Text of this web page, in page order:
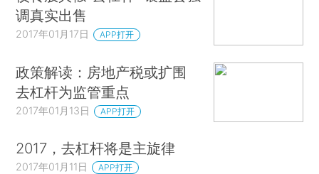
调真实出售
2017年01月17日 APP打开
政策解读：房地产税或扩围
去杠杆为监管重点
2017年01月13日 APP打开
2017，去杠杆将是主旋律
2017年01月11日 APP打开